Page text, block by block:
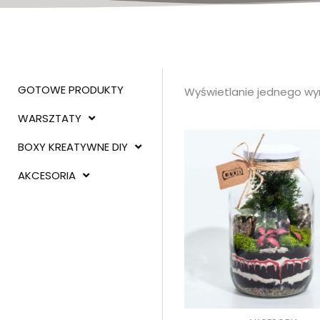
GOTOWE PRODUKTY
WARSZTATY
BOXY KREATYWNE DIY
AKCESORIA
Wyświetlanie jednego